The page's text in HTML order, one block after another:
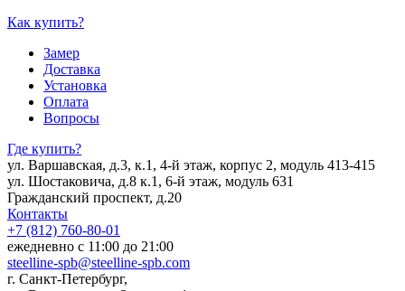
Как купить?
Замер
Доставка
Установка
Оплата
Вопросы
Где купить?
ул. Варшавская, д.3, к.1, 4-й этаж, корпус 2, модуль 413-415
ул. Шостаковича, д.8 к.1, 6-й этаж, модуль 631
Гражданский проспект, д.20
Контакты
+7 (812) 760-80-01
ежедневно с 11:00 до 21:00
steelline-spb@steelline-spb.com
г. Санкт-Петербург,